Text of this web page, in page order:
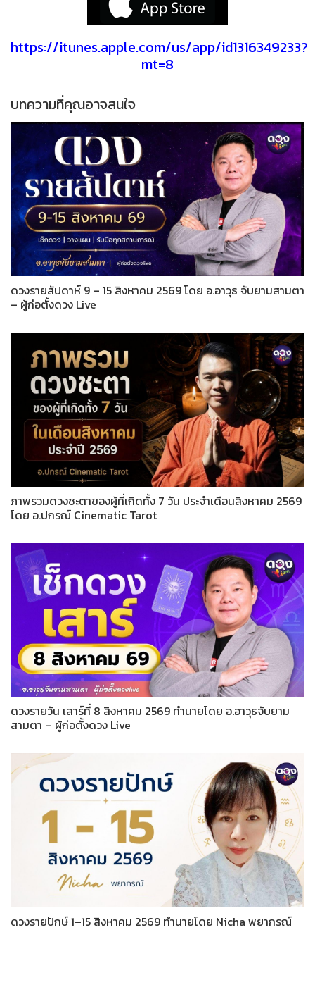
https://itunes.apple.com/us/app/id1316349233?
mt=8
บทความที่คุณอาจสนใจ
ดวงรายสัปดาห์ 9 – 15 สิงหาคม 2569 โดย อ.อาวุธ จับยามสามตา
– ผู้ก่อตั้งดวง Live
ภาพรวมดวงชะตาของผู้ที่เกิดทั้ง 7 วัน ประจำเดือนสิงหาคม 2569
โดย อ.ปกรณ์ Cinematic Tarot
ดวงรายวัน เสาร์ที่ 8 สิงหาคม 2569 ทำนายโดย อ.อาวุธจับยาม
สามตา – ผู้ก่อตั้งดวง Live
ดวงรายปักษ์ 1–15 สิงหาคม 2569 ทำนายโดย Nicha พยากรณ์